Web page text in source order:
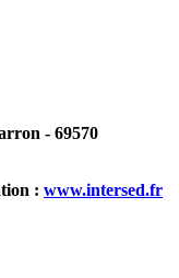
- 69570
: www.intersed.fr